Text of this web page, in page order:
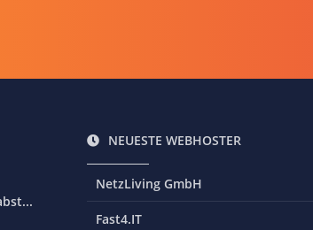
NEUESTE WEBHOSTER
NetzLiving GmbH
Fast4.IT